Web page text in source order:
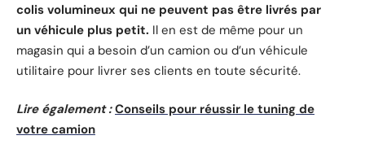
colis volumineux qui ne peuvent pas être livrés par
un véhicule plus petit. Il en est de même pour un
magasin qui a besoin d’un camion ou d’un véhicule
utilitaire pour livrer ses clients en toute sécurité.
Lire également : Conseils pour réussir le tuning de
votre camion